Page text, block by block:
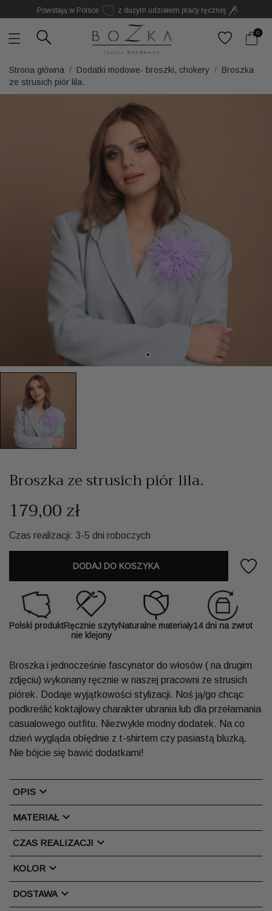
Powstają w Polsce z dużym udziałem pracy ręcznej
Twój znak rozpoznawczy. Nie kolejny dodatek 0
Strona główna Dodatki modowe- broszki, chokery
Broszka
ze strusich piór lila.
Broszka ze strusich piór lila.
179,00 zł
Czas realizacji: 3-5 dni roboczych
DODAJ DO KOSZYKA
Polski produktRęcznie szyty
nie klejony
Naturalne materiały14 dni na zwrot
Broszka i jednocześnie fascynator do włosów ( na drugim
zdjęciu) wykonany ręcznie w naszej pracowni ze strusich
piórek. Dodaje wyjątkowości stylizacji. Noś ją/go chcąc
podkreślić koktajlowy charakter ubrania lub dla przełamania
casualowego outfitu. Niezwykle modny dodatek. Na co
dzień wygląda obłędnie z t-shirtem czy pasiastą bluzką.
Nie bójcie się bawić dodatkami!
OPIS chevron_right
MATERIAŁchevron_right
CZAS REALIZACJI chevron_right
KOLOR chevron_right
DOSTAWAchevron_right